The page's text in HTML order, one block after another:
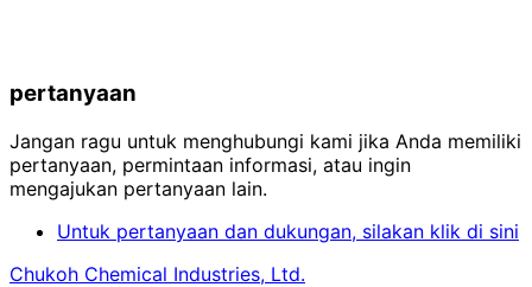
pertanyaan
Jangan ragu untuk menghubungi kami jika Anda memiliki
pertanyaan, permintaan informasi, atau ingin
mengajukan pertanyaan lain.
Untuk pertanyaan dan dukungan, silakan klik di sini
Chukoh Chemical Industries, Ltd.